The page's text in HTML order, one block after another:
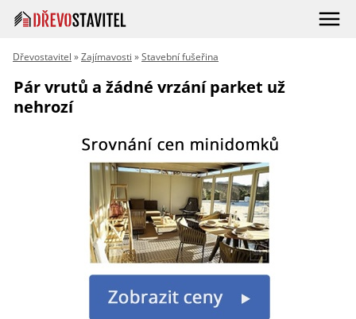
Dřevostavitel »Zajímavosti »Stavební fušeřina
Pár vrutů a žádné vrzání parket už
nehrozí